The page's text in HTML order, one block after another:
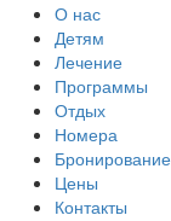
О нас
Детям
Лечение
Программы
Отдых
Номера
Бронирование
Цены
Контакты